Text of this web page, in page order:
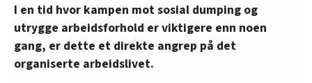
I en tid hvor kampen mot sosial dumping og
utrygge arbeidsforhold er viktigere enn noen
gang, er dette et direkte angrep på det
organiserte arbeidslivet.